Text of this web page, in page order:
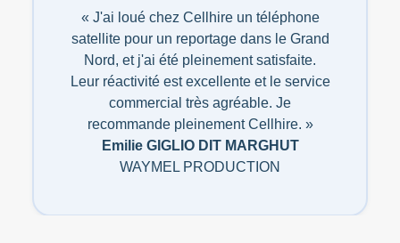
« J'ai loué chez Cellhire un téléphone
satellite pour un reportage dans le Grand
Nord, et j'ai été pleinement satisfaite.
Leur réactivité est excellente et le service
commercial très agréable. Je
recommande pleinement Cellhire. »
Emilie GIGLIO DIT MARGHUT
WAYMEL PRODUCTION